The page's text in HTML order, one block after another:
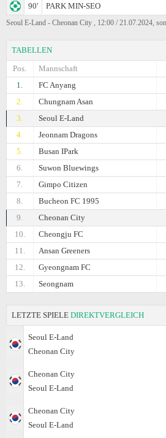
90'
PARK MIN-SEO
Seoul E-Land - Cheonan City , 12:00 / 21.07.2024,
TABELLEN
Pos.
Mannschaft
1.
FC Anyang
2.
Chungnam Asan
3.
Seoul E-Land
4.
Jeonnam Dragons
5.
Busan IPark
6.
Suwon Bluewings
7.
Gimpo Citizen
8.
Bucheon FC 1995
9.
Cheonan City
10.
Cheongju FC
11.
Ansan Greeners
12.
Gyeongnam FC
13.
Seongnam
LETZTE SPIELE DIREKTVERGLEICH
Seoul E-Land
Cheonan City
Cheonan City
Seoul E-Land
Cheonan City
Seoul E-Land